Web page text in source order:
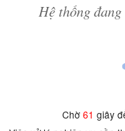
Hệ thống
Chờ61 giây